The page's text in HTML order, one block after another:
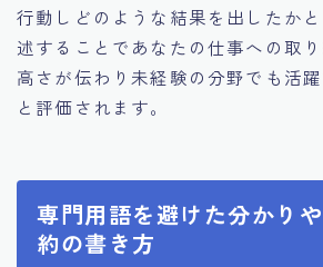
行動しどのような結果を出したか
述することであなたの仕事への取
高さが伝わり未経験の分野でも活
と評価されます。
専門用語を避けた分かり
約の書き方